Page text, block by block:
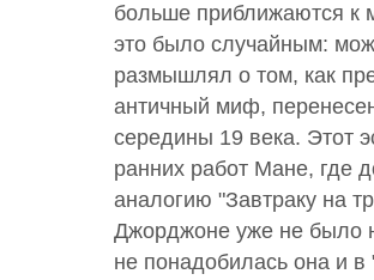
больше приближаются к
это было случайным:
размышлял о том, как
античный миф,
середины 19 века. Этот
ранних работ Мане, где
аналогию "Завтраку на
Джорджоне уже не было
не понадобилась она и